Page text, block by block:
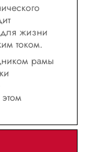
жизни
током.
рамы